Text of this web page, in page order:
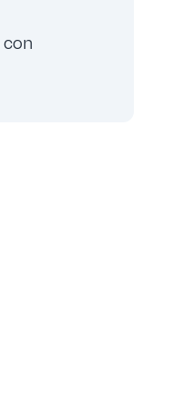
con